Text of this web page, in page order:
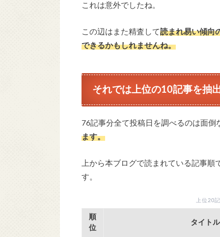
これは意外でしたね。
この辺はまた精査して読まれ易い傾向
できるかもしれませんね。
それでは上位の10記事を抽
76記事分全て投稿日を調べるのは面倒
ます。
上から本ブログで読まれている記事
す。
上位20
順
位
タイトル